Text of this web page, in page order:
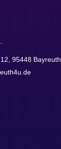
95448 Bayreuth